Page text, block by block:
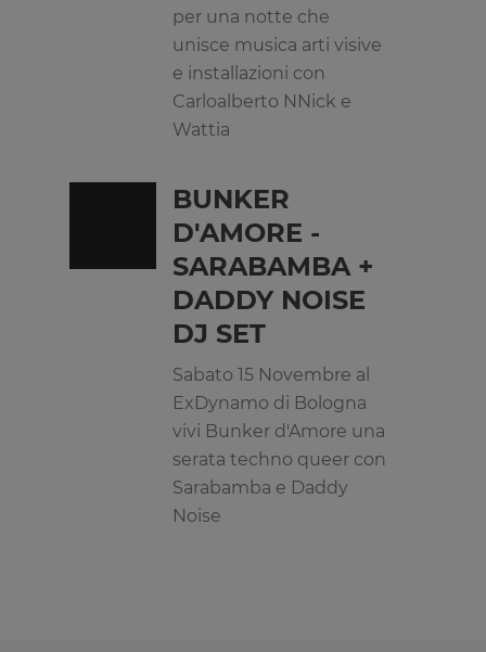
per una notte che
unisce musica arti visive
e installazioni con
Carloalberto NNick e
Wattia
BUNKER
D'AMORE -
SARABAMBA +
DADDY NOISE
DJ SET
Sabato 15 Novembre al
ExDynamo di Bologna
vivi Bunker d'Amore una
serata techno queer con
Sarabamba e Daddy
Noise